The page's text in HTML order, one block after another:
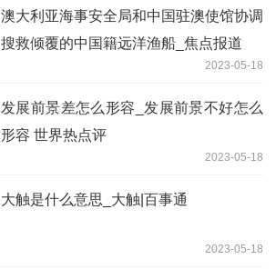
澳大利亚海事安全局和中国驻澳使馆协调
搜救倾覆的中国籍远洋渔船_焦点报道
2023-05-18
发展前景差怎么形容_发展前景不好怎么
形容 世界热点评
2023-05-18
大触是什么意思_大触|百事通
2023-05-18